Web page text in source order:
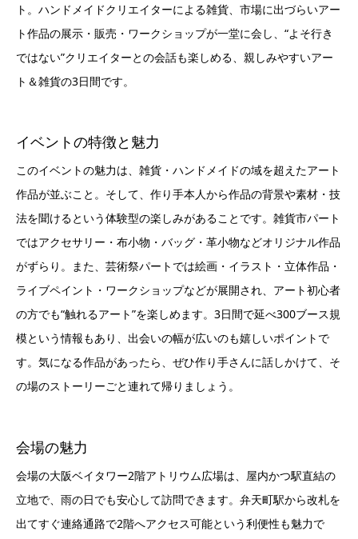
ト。ハンドメイドクリエイターによる雑貨、市場に出づらいアー
ト作品の展示・販売・ワークショップが一堂に会し、“よそ行き
ではない”クリエイターとの会話も楽しめる、親しみやすいアー
ト＆雑貨の3日間です。
イベントの特徴と魅力
このイベントの魅力は、雑貨・ハンドメイドの域を超えたアート
作品が並ぶこと。そして、作り手本人から作品の背景や素材・技
法を聞けるという体験型の楽しみがあることです。雑貨市パート
ではアクセサリー・布小物・バッグ・革小物などオリジナル作品
がずらり。また、芸術祭パートでは絵画・イラスト・立体作品・
ライブペイント・ワークショップなどが展開され、アート初心者
の方でも“触れるアート”を楽しめます。3日間で延べ300ブース規
模という情報もあり、出会いの幅が広いのも嬉しいポイントで
す。気になる作品があったら、ぜひ作り手さんに話しかけて、そ
の場のストーリーごと連れて帰りましょう。
会場の魅力
会場の大阪ベイタワー2階アトリウム広場は、屋内かつ駅直結の
立地で、雨の日でも安心して訪問できます。弁天町駅から改札を
出てすぐ連絡通路で2階へアクセス可能という利便性も魅力で